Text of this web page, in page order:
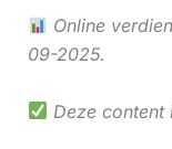
Online
09-2025.
Deze